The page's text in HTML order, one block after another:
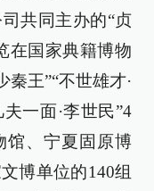
共同主办的“贞
国家典籍博物
秦王”“不世雄才·
一面·李世民”4
馆、宁夏固原博
博单位的140组